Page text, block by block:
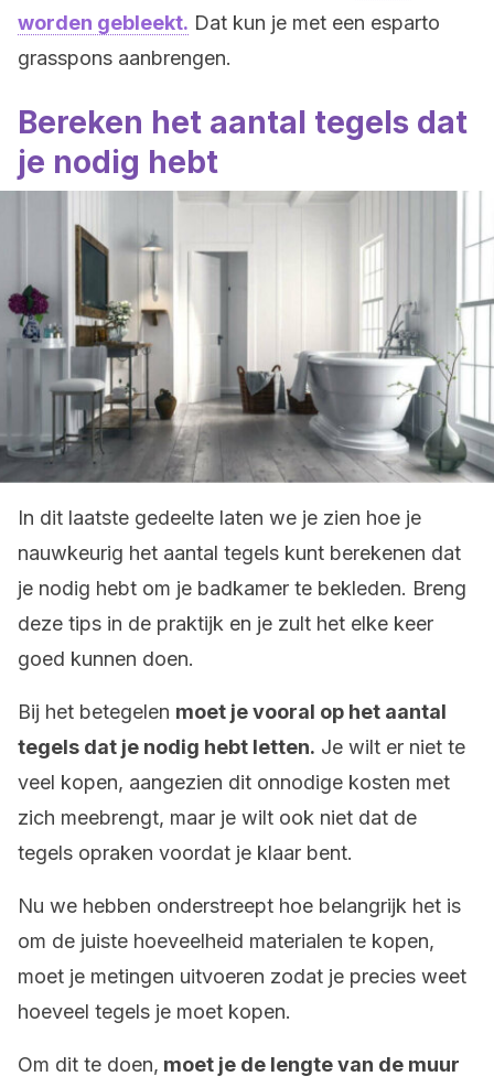
worden gebleekt. Dat kun je met een esparto
grasspons aanbrengen.
Bereken het aantal tegels dat
je nodig hebt
In dit laatste gedeelte laten we je zien hoe je
nauwkeurig het aantal tegels kunt berekenen dat
je nodig hebt om je badkamer te bekleden. Breng
deze tips in de praktijk en je zult het elke keer
goed kunnen doen.
Bij het betegelen moet je vooral op het aantal
tegels dat je nodig hebt letten. Je wilt er niet te
veel kopen, aangezien dit onnodige kosten met
zich meebrengt, maar je wilt ook niet dat de
tegels opraken voordat je klaar bent.
Nu we hebben onderstreept hoe belangrijk het is
om de juiste hoeveelheid materialen te kopen,
moet je metingen uitvoeren zodat je precies weet
hoeveel tegels je moet kopen.
Om dit te doen, moet je de lengte van de muur